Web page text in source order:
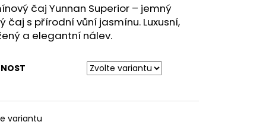
čaj Yunnan Superior – jemný
čaj s přírodní vůní jasmínu. Luxusní,
a elegantní nálev.
variantu